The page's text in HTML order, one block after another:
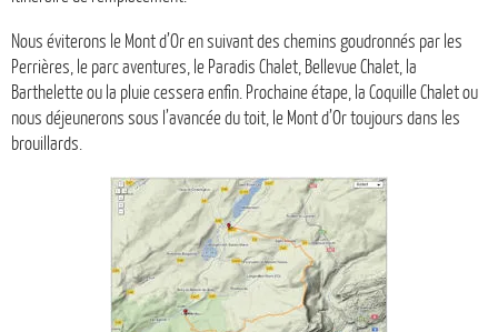
Nous éviterons le Mont d’Or en suivant des chemins goudronnés par les
Perrières, le parc aventures, le Paradis Chalet, Bellevue Chalet, la
Barthelette ou la pluie cessera enfin. Prochaine étape, la Coquille Chalet ou
nous déjeunerons sous l’avancée du toit, le Mont d’Or toujours dans les
brouillards.